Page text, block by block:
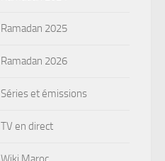
Ramadan 2025
Ramadan 2026
Séries et émissions
TV en direct